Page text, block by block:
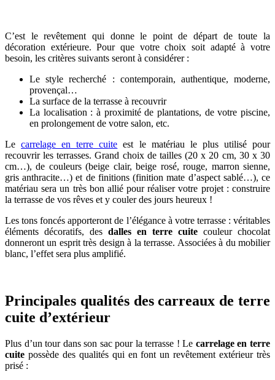
C’est le revêtement qui donne le point de départ de toute la
décoration extérieure. Pour que votre choix soit adapté à votre
besoin, les critères suivants seront à considérer :
Le style recherché : contemporain, authentique, moderne,
provençal…
La surface de la terrasse à recouvrir
La localisation : à proximité de plantations, de votre piscine,
en prolongement de votre salon, etc.
Lecarrelage en terre cuite est le matériau le plus utilisé pour
recouvrir les terrasses. Grand choix de tailles (20 x 20 cm, 30 x 30
cm…), de couleurs (beige clair, beige rosé, rouge, marron sienne,
gris anthracite…) et de finitions (finition mate d’aspect sablé…), ce
matériau sera un très bon allié pour réaliser votre projet : construire
la terrasse de vos rêves et y couler des jours heureux !
Les tons foncés apporteront de l’élégance à votre terrasse : véritables
éléments décoratifs, des dalles en terre cuite couleur chocolat
donneront un esprit très design à la terrasse. Associées à du mobilier
blanc, l’effet sera plus amplifié.
Principales qualités des carreaux de terre
cuite d’extérieur
Plus d’un tour dans son sac pour la terrasse ! Le carrelage en terre
cuite possède des qualités qui en font un revêtement extérieur très
prisé :